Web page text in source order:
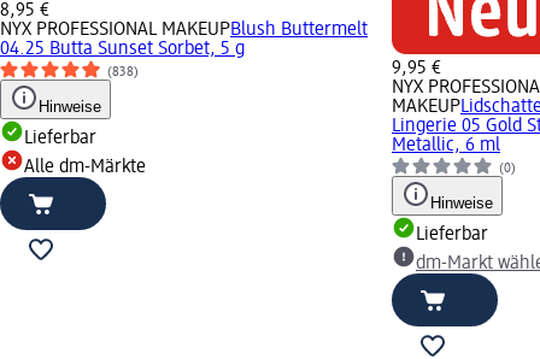
8,95 €
NYX PROFESSIONAL MAKEUPBlush Buttermelt
04.25 Butta Sunset Sorbet, 5 g
(838)
Hinweise
Lieferbar
Alle dm-Märkte
9,95 €
NYX
MAKEUP
Lingerie 05 Gold
Metallic, 6 ml
(0)
Hinweise
Lieferbar
dm-Markt